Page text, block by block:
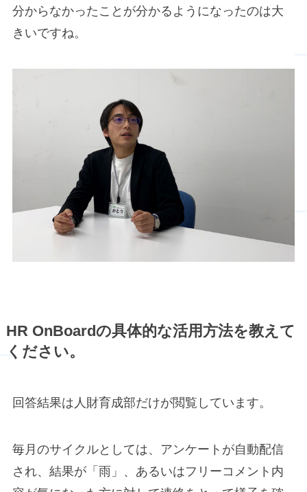
分からなかったことが分かるようになったのは大
きいですね。
HR OnBoardの具体的な活用方法を教えて
ください。
回答結果は人財育成部だけが閲覧しています。
毎月のサイクルとしては、アンケートが自動配信
され、結果が「雨」、あるいはフリーコメント内